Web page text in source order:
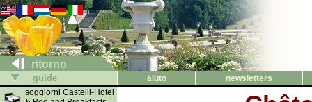
ritorno
guide aiuto
newsletters
soggiorni Castelli-Hotel